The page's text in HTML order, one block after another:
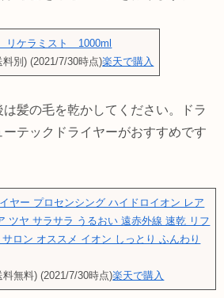
リケラミスト 1000ml
別) (2021/7/30時点)楽天で購入
髪の毛を乾かしてください。ドラ
テックドライヤーがおすすめです
ヤー プロセンシング ハイドロイオン レア
ツヤ サラサラ うるおい 遠赤外線 速乾 リフ
ロン オススメ イオン しっとり ふんわり
無料) (2021/7/30時点)楽天で購入